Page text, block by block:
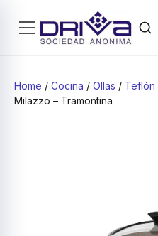
Home / Cocina / Ollas / Teflón
Milazzo – Tramontina